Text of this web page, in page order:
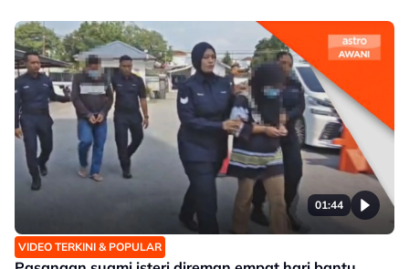
01:44
VIDEO TERKINI & POPULAR